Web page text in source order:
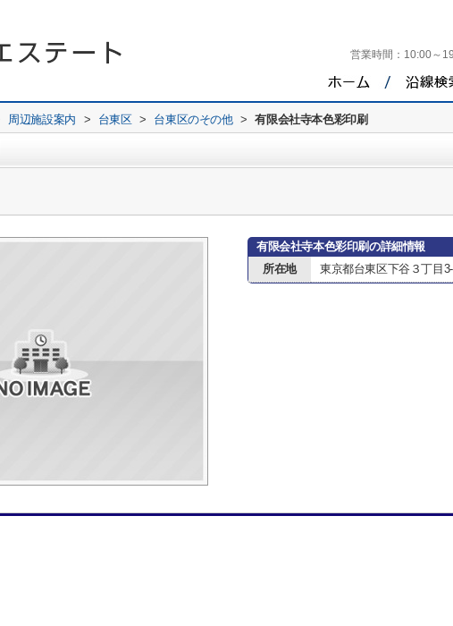
営業時間： 10:00～
周辺施設案内 > 台東区 > 台東区のその他 > 有限会社寺本色彩印刷
有限会社寺本色彩印刷の詳細情報
所在地
東京都台東区下谷３丁目